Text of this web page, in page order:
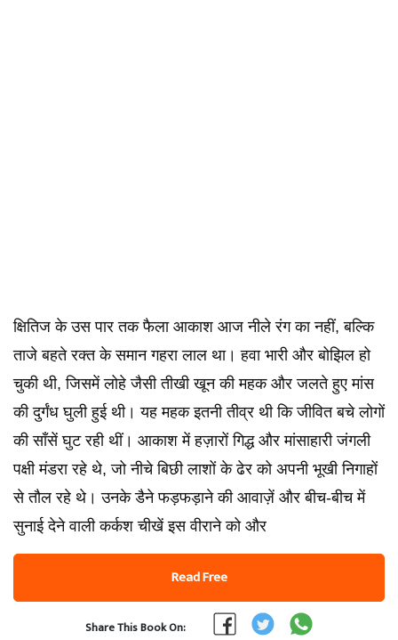
क्षितिज के उस पार तक फैला आकाश आज नीले रंग का नहीं, बल्कि
ताजे बहते रक्त के समान गहरा लाल था। हवा भारी और बोझिल हो
चुकी थी, जिसमें लोहे जैसी तीखी खून की महक और जलते हुए मांस
की दुर्गंध घुली हुई थी। यह महक इतनी तीव्र थी कि जीवित बचे लोगों
की साँसें घुट रही थीं। आकाश में हज़ारों गिद्ध और मांसाहारी जंगली
पक्षी मंडरा रहे थे, जो नीचे बिछी लाशों के ढेर को अपनी भूखी निगाहों
से तौल रहे थे। उनके डैने फड़फड़ाने की आवाज़ें और बीच-बीच में
सुनाई देने वाली कर्कश चीखें इस वीराने को और
Read Free
Share This Book On: